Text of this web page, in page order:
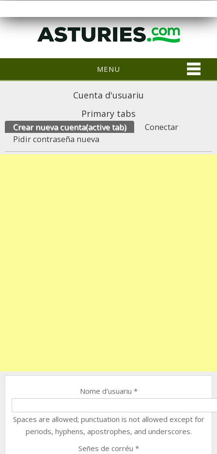
MENU
Cuenta d'usuariu
Primary tabs
Crear nueva cuenta(active tab)
Conectar
Pidir contraseña nueva
Nome d'usuariu *
Spaces are allowed; punctuation is not allowed except for
periods, hyphens, apostrophes, and underscores.
Señes de corréu *